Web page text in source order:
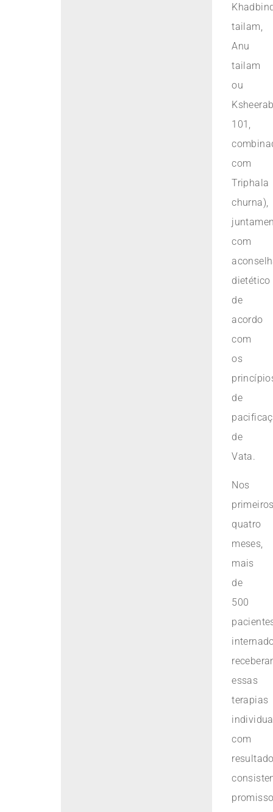
tailam,
Anu
tailam
ou
101,
com
Triphala
churna),
com
dietético
de
acordo
com
os
de
de
Vata.
Nos
quatro
meses,
mais
de
500
essas
terapias
com